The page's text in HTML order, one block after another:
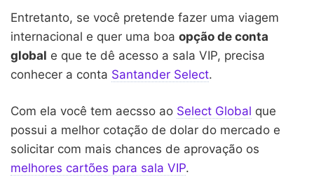
Entretanto, se você pretende fazer uma viagem
internacional e quer uma boa opção de conta
global e que te dê acesso a sala VIP, precisa
conhecer a conta Santander Select.
Com ela você tem aecsso ao Select Global que
possui a melhor cotação de dolar do mercado e
solicitar com mais chances de aprovação os
melhores cartões para sala VIP.